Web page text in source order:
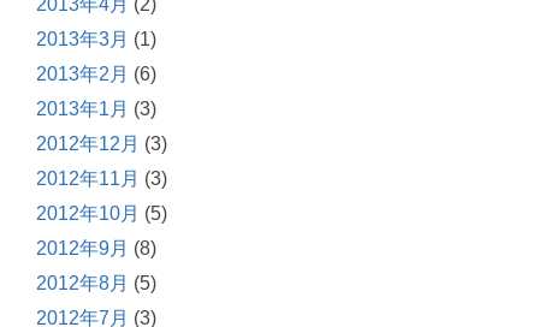
2013年3月 (1)
2013年2月 (6)
2013年1月 (3)
2012年12月 (3)
2012年11月 (3)
2012年10月 (5)
2012年9月 (8)
2012年8月 (5)
2012年7月 (3)